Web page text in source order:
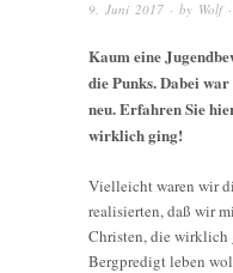
9. Juni 2017 · by Wolf
Kaum eine
die Punks. Dabei
neu. Erfahren Sie
wirklich ging!
Vielleicht waren wir
realisierten, daß wir
Christen, die wirklich
Bergpredigt leben